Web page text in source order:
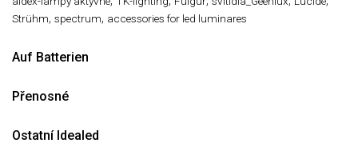
Strühm, spectrum, accessories for led luminares
Auf Batterien
Přenosné
Ostatní Idealed